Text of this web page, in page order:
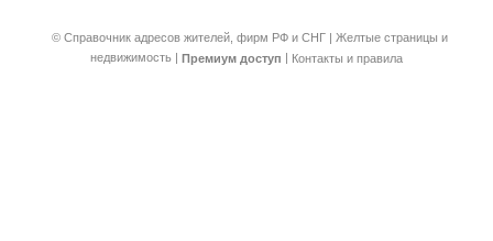
© Справочник адресов жителей, фирм РФ и СНГ | Желтые страницы и
недвижимость | Премиум доступ | Контакты и правила